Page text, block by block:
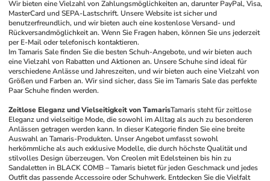
Wir bieten eine Vielzahl von Zahlungsmöglichkeiten an, darunter PayPal, Visa,
MasterCard und SEPA-Lastschrift. Unsere Website ist sicher und
benutzerfreundlich, und wir bieten auch eine kostenlose Versand- und
Rückversandmöglichkeit an. Wenn Sie Fragen haben, können Sie uns jederzeit
per E-Mail oder telefonisch kontaktieren.
Im Tamaris Sale finden Sie die besten Schuh-Angebote, und wir bieten auch
eine Vielzahl von Rabatten und Aktionen an. Unsere Schuhe sind ideal für
verschiedene Anlässe und Jahreszeiten, und wir bieten auch eine Vielzahl von
Größen und Farben an. Wir sind sicher, dass Sie im Tamaris Sale das perfekte
Paar Schuhe finden werden.
Zeitlose Eleganz und Vielseitigkeit von TamarisTamaris steht für zeitlose
Eleganz und vielseitige Mode, die sowohl im Alltag als auch zu besonderen
Anlässen getragen werden kann. In dieser Kategorie finden Sie eine breite
Auswahl an Tamaris-Produkten. Unser Angebot umfasst sowohl
herkömmliche als auch exklusive Modelle, die durch höchste Qualität und
stilvolles Design überzeugen. Von Creolen mit Edelsteinen bis hin zu
Sandaletten in BLACK COMB – Tamaris bietet für jeden Geschmack und jedes
Outfit das passende Accessoire oder Schuhwerk. Entdecken Sie die Vielfalt